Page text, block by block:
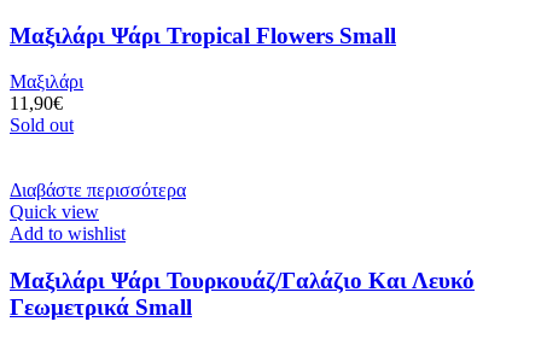
Μαξιλάρι Ψάρι Tropical Flowers Small
Μαξιλάρι
11,90€
Sold out
Διαβάστε περισσότερα
Quick view
Add to wishlist
Μαξιλάρι Ψάρι Τουρκουάζ/Γαλάζιο Και Λευκό
Γεωμετρικά Small